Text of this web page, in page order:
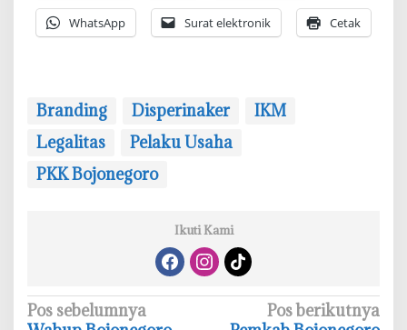
WhatsApp Surat elektronik Cetak
Branding ‎Disperinaker
IKM
Legalitas
Pelaku Usaha
‎PKK Bojonegoro
Ikuti Kami
N
Pos sebelumnya
Pos berikutnya